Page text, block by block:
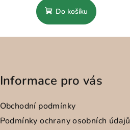
Do košíku
Informace pro vás
Obchodní podmínky
Podmínky ochrany osobních údajů